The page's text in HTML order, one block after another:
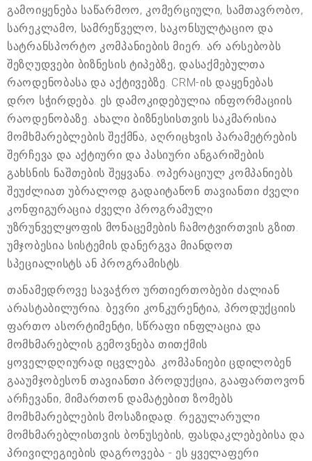
გამოიყენება საწარმოო, კომერციული, სამთავრობო,
სარეკლამო, სამრეწველო, საკონსულტაციო და
სატრანსპორტო კომპანიების მიერ. არ არსებობს
შეზღუდვები ბიზნესის ტიპებზე, დასაქმებულთა
რაოდენობასა და აქტივებზე. CRM-ის დაყენებას
დრო სჭირდება. ეს დამოკიდებულია ინფორმაციის
რაოდენობაზე. ახალი ბიზნესისთვის საკმარისია
მომხმარებლების შექმნა, აღრიცხვის პარამეტრების
შერჩევა და აქტიური და პასიური ანგარიშების
გახსნის ნაშთების შეყვანა. ოპერაციულ კომპანიებს
შეუძლიათ უბრალოდ გადაიტანონ თავიანთი ძველი
კონფიგურაცია ძველი პროგრამული
უზრუნველყოფის მონაცემების ჩამოტვირთვის გზით.
უმჯობესია სისტემის დანერგვა მიანდოთ
სპეციალისტს ან პროგრამისტს.
თანამედროვე სავაჭრო ურთიერთობები ძალიან
არასტაბილურია. ბევრი კონკურენტია, პროდუქციის
ფართო ასორტიმენტი, სწრაფი ინფლაცია და
მომხმარებლის გემოვნება თითქმის
ყოველდღიურად იცვლება. კომპანიები ცდილობენ
გააუმჯობესონ თავიანთი პროდუქცია, გააფართოვონ
არჩევანი, მიმართონ დამატებით ზომებს
მომხმარებლების მოსაზიდად. რეგულარული
მომხმარებლისთვის ბონუსების, ფასდაკლებებისა და
პრივილეგიების დაგროვება - ეს ყველაფერი